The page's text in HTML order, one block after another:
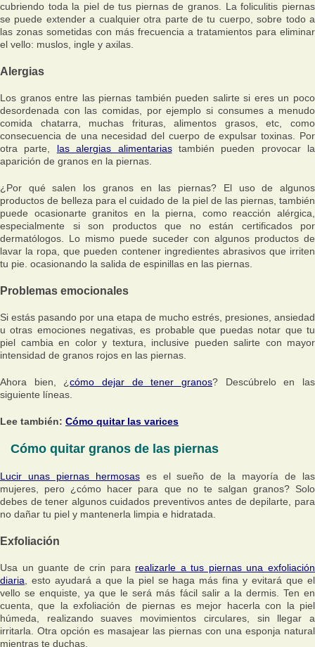
cubriendo toda la piel de tus piernas de granos. La foliculitis piernas
se puede extender a cualquier otra parte de tu cuerpo, sobre todo a
las zonas sometidas con más frecuencia a tratamientos para eliminar
el vello: muslos, ingle y axilas.
Alergias
Los granos entre las piernas también pueden salirte si eres un poco
desordenada con las comidas, por ejemplo si consumes a menudo
comida chatarra, muchas frituras, alimentos grasos, etc, como
consecuencia de una necesidad del cuerpo de expulsar toxinas. Por
otra parte, las alergias alimentariastambién pueden provocar la
aparición de granos en la piernas.
¿Por qué salen los granos en las piernas? El uso de algunos
productos de belleza para el cuidado de la piel de las piernas, también
puede ocasionarte granitos en la pierna, como reacción alérgica,
especialmente si son productos que no están certificados por
dermatólogos. Lo mismo puede suceder con algunos productos de
lavar la ropa, que pueden contener ingredientes abrasivos que irriten
tu pie. ocasionando la salida de espinillas en las piernas.
Problemas emocionales
Si estás pasando por una etapa de mucho estrés, presiones, ansiedad
u otras emociones negativas, es probable que puedas notar que tu
piel cambia en color y textura, inclusive pueden salirte con mayor
intensidad de granos rojos en las piernas.
Ahora bien, ¿cómo dejar de tener granos? Descúbrelo en las
siguiente líneas.
Lee también: Cómo quitar las varices
Cómo quitar granos de las piernas
Lucir unas piernas hermosases el sueño de la mayoría de las
mujeres, pero ¿cómo hacer para que no te salgan granos? Solo
debes de tener algunos cuidados preventivos antes de depilarte, para
no dañar tu piel y mantenerla limpia e hidratada.
Exfoliación
Usa un guante de crin para realizarle a tus piernas una exfoliación
diaria , esto ayudará a que la piel se haga más fina y evitará que el
vello se enquiste, ya que le será más fácil salir a la dermis. Ten en
cuenta, que la exfoliación de piernas es mejor hacerla con la piel
húmeda, realizando suaves movimientos circulares, sin llegar a
irritarla. Otra opción es masajear las piernas con una esponja natural
mientras te duchas.